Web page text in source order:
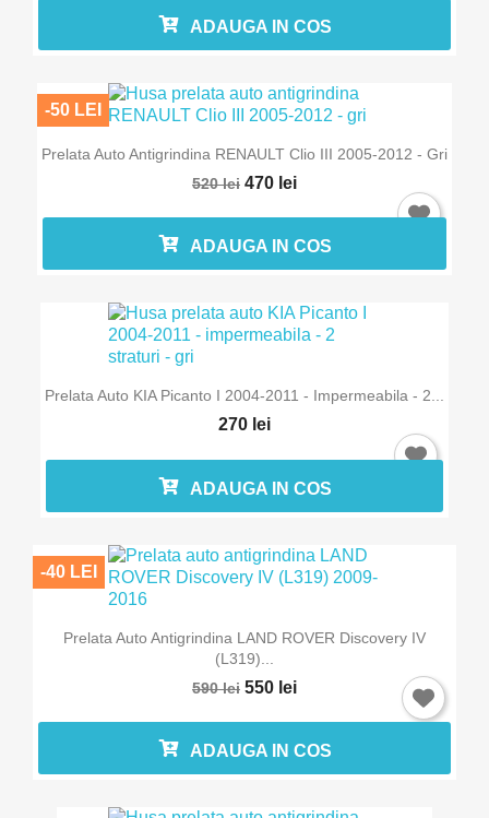
ADAUGA IN COS
Prelata Auto Antigrindina RENAULT Clio III 2005-2012 - Gri
520 lei 470 lei
-50 LEI
ADAUGA IN COS
Prelata Auto KIA Picanto I 2004-2011 - Impermeabila - 2...
270 lei
ADAUGA IN COS
Prelata Auto Antigrindina LAND ROVER Discovery IV
(L319)...
590 lei 550 lei
-40 LEI
ADAUGA IN COS